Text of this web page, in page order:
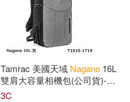
Tamrac 美國天域 Nagano 16L
雙肩大容量相機包(公司貨)-水
泥灰 T1510-1719
3C